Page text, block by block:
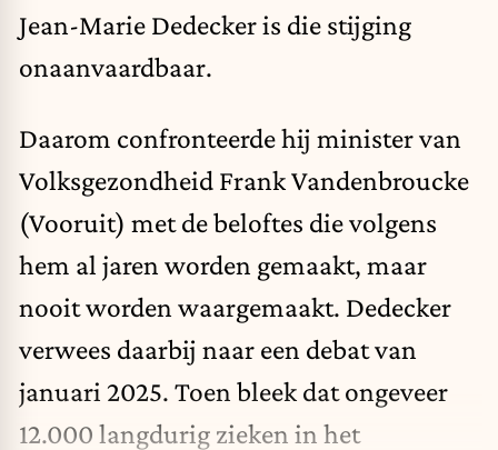
Jean-Marie Dedecker is die stijging
onaanvaardbaar.
Daarom confronteerde hij minister van
Volksgezondheid Frank Vandenbroucke
(Vooruit) met de beloftes die volgens
hem al jaren worden gemaakt, maar
nooit worden waargemaakt. Dedecker
verwees daarbij naar een debat van
januari 2025. Toen bleek dat ongeveer
12.000 langdurig zieken in het